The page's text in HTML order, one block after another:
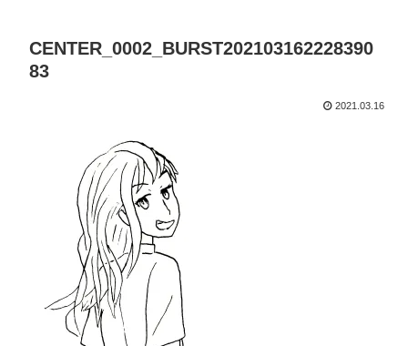
CENTER_0002_BURST202103162228390
83
2021.03.16